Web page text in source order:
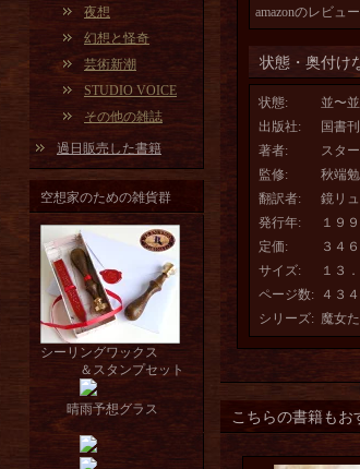
夜想
幻想と怪奇
芸術新潮
STUDIO VOICE
その他の雑誌
過日販売した書籍
空想家のための雑貨群
シーリングワックス
＆スタンプセット
晴雨予想グラス
amazonのレビュ
状態・奥付け
状態:
並〜
出版社:
国書
著者:
スタ
監修:
秋端勉
翻訳者:
鏡リ
発行年:
１９
定価:
３４
サイズ:
１３
ページ数:
４３
シリーズ: 魔女
こちらの書籍もお